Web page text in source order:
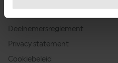
Deelnemersreglement
Privacy statement
Cookiebeleid